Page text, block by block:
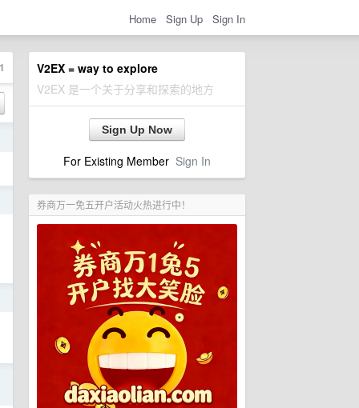
Home Sign Up Sign In
V2EX = way to explore
V2EX 是一个关于分享和探索的地方
Sign Up Now
For Existing Member Sign In
券商万一免五开户活动火热进行中！